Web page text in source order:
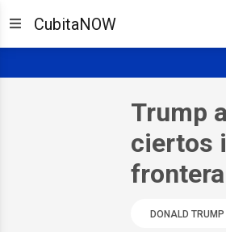
CubitaNOW
Trump
ciertos
frontera
DONALD TRUMP